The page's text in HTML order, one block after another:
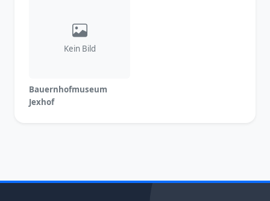
Kein Bild
Bauernhofmuseum
Jexhof